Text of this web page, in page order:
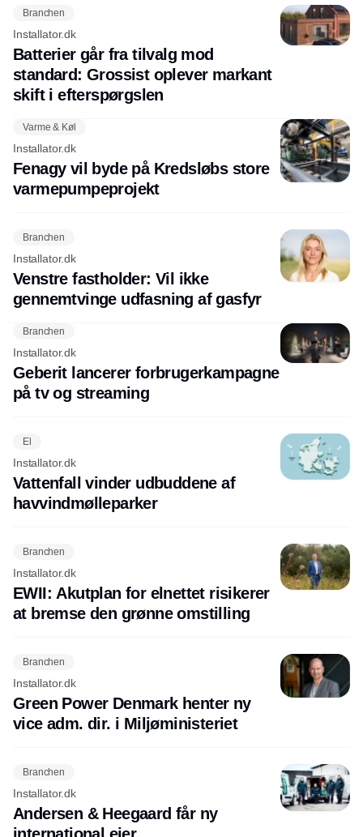
Branchen
Installator.dk
Batterier går fra tilvalg mod
standard: Grossist oplever markant
skift i efterspørgslen
Varme & Køl
Installator.dk
Fenagy vil byde på Kredsløbs store
varmepumpeprojekt
Branchen
Installator.dk
Venstre fastholder: Vil ikke
gennemtvinge udfasning af gasfyr
Branchen
Installator.dk
Geberit lancerer forbrugerkampagne
på tv og streaming
El
Installator.dk
Vattenfall vinder udbuddene af
havvindmølleparker
Branchen
Installator.dk
EWII: Akutplan for elnettet risikerer
at bremse den grønne omstilling
Branchen
Installator.dk
Green Power Denmark henter ny
vice adm. dir. i Miljøministeriet
Branchen
Installator.dk
Andersen & Heegaard får ny